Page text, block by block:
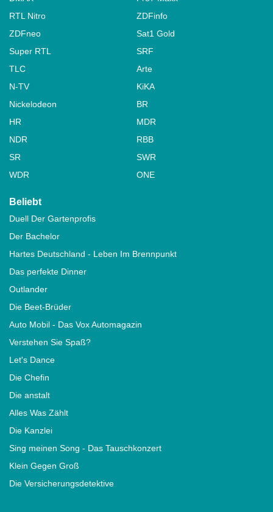
RTL Nitro
ZDFinfo
ZDFneo
Sat1 Gold
Super RTL
SRF
TLC
Arte
N-TV
KiKA
Nickelodeon
BR
HR
MDR
NDR
RBB
SR
SWR
WDR
ONE
Beliebt
Duell Der Gartenprofis
Der Bachelor
Hartes Deutschland - Leben Im Brennpunkt
Das perfekte Dinner
Outlander
Die Beet-Brüder
Auto Mobil - Das Vox Automagazin
Verstehen Sie Spaß?
Let's Dance
Die Chefin
Die anstalt
Alles Was Zählt
Die Kanzlei
Sing meinen Song - Das Tauschkonzert
Klein Gegen Groß
Die Versicherungsdetektive